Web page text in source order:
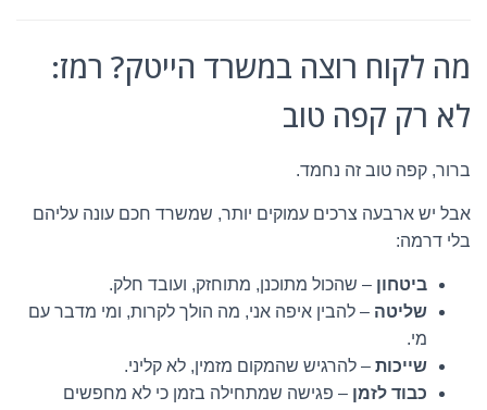
מה לקוח רוצה במשרד הייטק? רמז:
לא רק קפה טוב
ברור, קפה טוב זה נחמד.
אבל יש ארבעה צרכים עמוקים יותר, שמשרד חכם עונה עליהם
בלי דרמה:
ביטחון – שהכול מתוכנן, מתוחזק, ועובד חלק.
שליטה – להבין איפה אני, מה הולך לקרות, ומי מדבר עם
מי.
שייכות – להרגיש שהמקום מזמין, לא קליני.
כבוד לזמן – פגישה שמתחילה בזמן כי לא מחפשים